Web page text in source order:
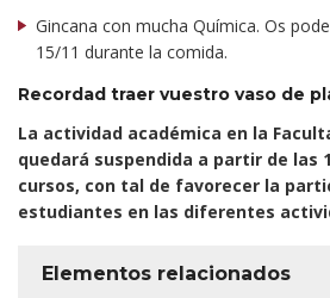
Gincana con mucha Química. Os
15/11 durante la comida.
Recordad traer vuestro vaso de
La actividad académica en la
quedará suspendida a partir de las
cursos, con tal de favorecer la
estudiantes en las diferentes
Elementos relacionados